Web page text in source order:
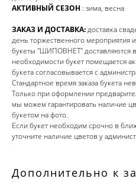
АКТИВНЫЙ СЕЗОН : зима, весна
ЗАКАЗ И ДОСТАВКА:доставка
день торжественного мероприятия
букеты "ШИПОВНЕТ" доставляются
необходимости букет помещается
букета согласовывается с
Стандартное время заказа букета
Только при оформлении
мы можем гарантировать наличие
букетом на фото.
Если букет необходим срочно в
уточните наличие цветов у
Дополнительно к